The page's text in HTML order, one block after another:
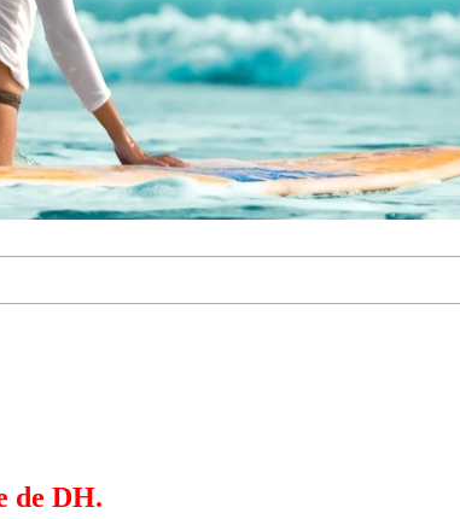
de DH.